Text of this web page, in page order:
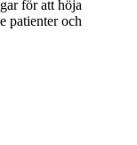
för att höja
patienter och